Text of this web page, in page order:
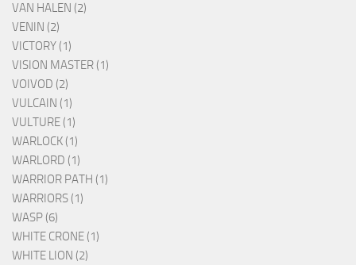
VAN HALEN (2)
VENIN (2)
VICTORY (1)
VISION MASTER (1)
VOIVOD (2)
VULCAIN (1)
VULTURE (1)
WARLOCK (1)
WARLORD (1)
WARRIOR PATH (1)
WARRIORS (1)
WASP (6)
WHITE CRONE (1)
WHITE LION (2)